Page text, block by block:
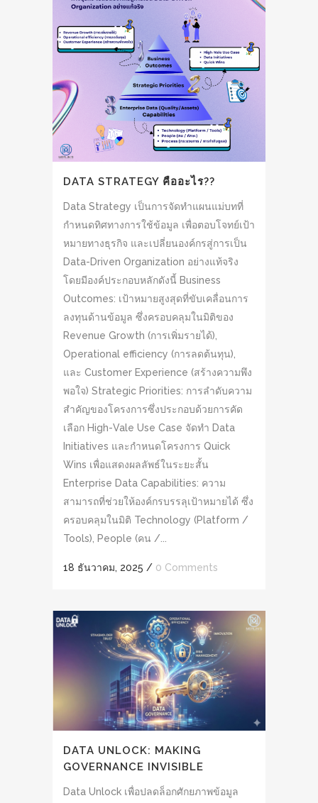
DATA STRATEGY คืออะไร??
Data Strategy เป็นการจัดทำแผนแม่บทที่
กำหนดทิศทางการใช้ข้อมูล เพื่อตอบโจทย์เป้า
หมายทางธุรกิจ และเปลี่ยนองค์กรสู่การเป็น
Data-Driven Organization อย่างแท้จริง
โดยมีองค์ประกอบหลักดังนี้ Business
Outcomes: เป้าหมายสูงสุดที่ขับเคลื่อนการ
ลงทุนด้านข้อมูล ซึ่งครอบคลุมในมิติของ
Revenue Growth (การเพิ่มรายได้),
Operational efficiency (การลดต้นทุน),
และ Customer Experience (สร้างความพึง
พอใจ) Strategic Priorities: การลำดับความ
สำคัญของโครงการซึ่งประกอบด้วยการคัด
เลือก High-Vale Use Case จัดทำ Data
Initiatives และกำหนดโครงการ Quick
Wins เพื่อแสดงผลลัพธ์ในระยะสั้น
Enterprise Data Capabilities: ความ
สามารถที่ช่วยให้องค์กรบรรลุเป้าหมายได้ ซึ่ง
ครอบคลุมในมิติ Technology (Platform /
Tools), People (คน /...
18 ธันวาคม, 2025 / 0 Comments
DATA UNLOCK: MAKING
GOVERNANCE INVISIBLE
Data Unlock เพื่อปลดล็อกศักยภาพข้อมูล